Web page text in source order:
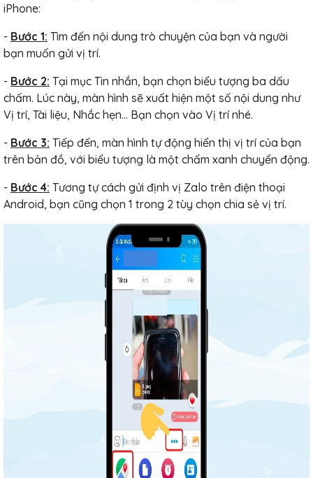
iPhone:
- Bước 1: Tìm đến nội dung trò chuyện của bạn và người
bạn muốn gửi vị trí.
- Bước 2: Tại mục Tin nhắn, bạn chọn biểu tượng ba dấu
chấm. Lúc này, màn hình sẽ xuất hiện một số nội dung như
Vị trí, Tài liệu, Nhắc hẹn… Bạn chọn vào Vị trí nhé.
- Bước 3: Tiếp đến, màn hình tự động hiển thị vị trí của bạn
trên bản đồ, với biểu tượng là một chấm xanh chuyển động.
- Bước 4: Tương tự cách gửi định vị Zalo trên điện thoại
Android, bạn cũng chọn 1 trong 2 tùy chọn chia sẻ vị trí.